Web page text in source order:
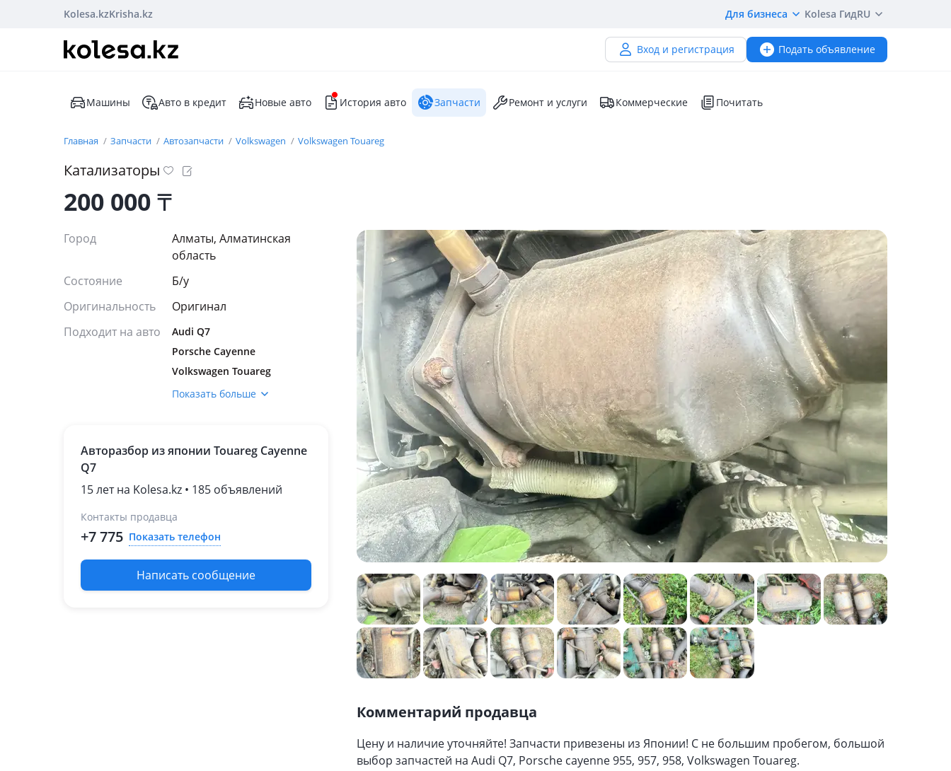
Kolesa.kzKrisha.kz Для бизнеса Kolesa ГидRU
Вход и регистрация Подать объявление
Машины Авто в кредит Новые авто История авто Запчасти Ремонт и услуги Коммерческие Почитать
Главная Запчасти Автозапчасти Volkswagen Volkswagen Touareg
Катализаторы
200 000₸
Город
Алматы, Алматинская
область
Состояние
Б/y
Оригинальность
Оригинал
Подходит на авто
Audi Q7
Porsche Cayenne
Volkswagen Touareg
Показать больше
Авторазбор из японии Touareg Cayenne
Q7
15 лет на Kolesa.kz • 185 объявлений
Контакты продавца
+7 775 Показать телефон
Написать сообщение
Комментарий продавца
Цену и наличие уточняйте! Запчасти привезены из Японии! С не большим пробегом, большой
выбор запчастей на Audi Q7, Porsche cayenne 955, 957, 958, Volkswagen Touareg.